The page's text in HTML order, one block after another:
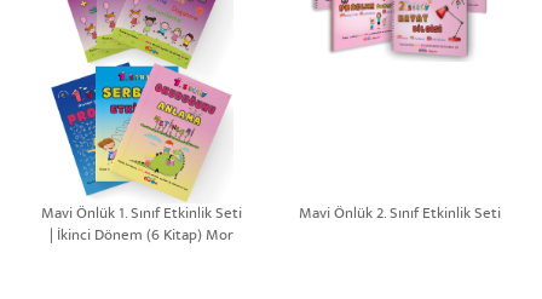
Mavi Önlük 1. Sınıf Etkinlik Seti
| İkinci Dönem (6 Kitap) Mor
Mavi Önlük 2. Sınıf Etkinlik Seti